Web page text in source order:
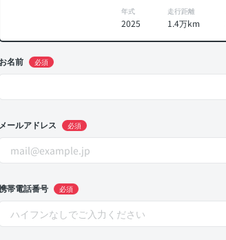
年式
2025
走行距離
1.4万km
お名前 必須
メールアドレス 必須
帯電話番号 必須